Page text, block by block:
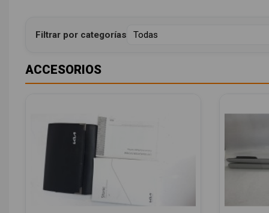
Filtrar por categorías
ACCESORIOS